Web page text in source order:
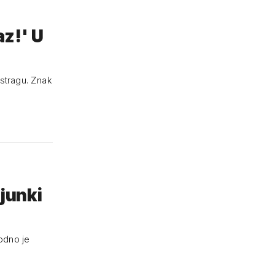
U
Znak
je